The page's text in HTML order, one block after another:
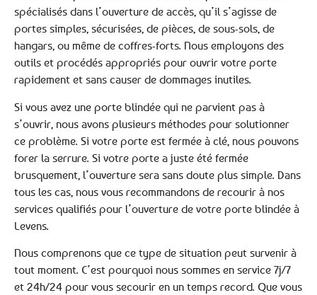
spécialisés dans l’ouverture de accès, qu’il s’agisse de
portes simples, sécurisées, de pièces, de sous-sols, de
hangars, ou même de coffres-forts. Nous employons des
outils et procédés appropriés pour ouvrir votre porte
rapidement et sans causer de dommages inutiles.
Si vous avez une porte blindée qui ne parvient pas à
s’ouvrir, nous avons plusieurs méthodes pour solutionner
ce problème. Si votre porte est fermée à clé, nous pouvons
forer la serrure. Si votre porte a juste été fermée
brusquement, l’ouverture sera sans doute plus simple. Dans
tous les cas, nous vous recommandons de recourir à nos
services qualifiés pour l’ouverture de votre porte blindée à
Levens.
Nous comprenons que ce type de situation peut survenir à
tout moment. C’est pourquoi nous sommes en service 7j/7
et 24h/24 pour vous secourir en un temps record. Que vous